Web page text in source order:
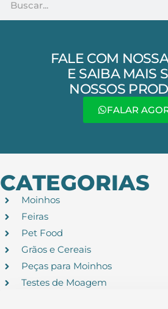
FALE COM
E SAIBA MAIS
NOSSOS
FALAR
CATEGORIAS
Moinhos
Feiras
Pet Food
Grãos e Cereais
Peças para Moinhos
Testes de Moagem